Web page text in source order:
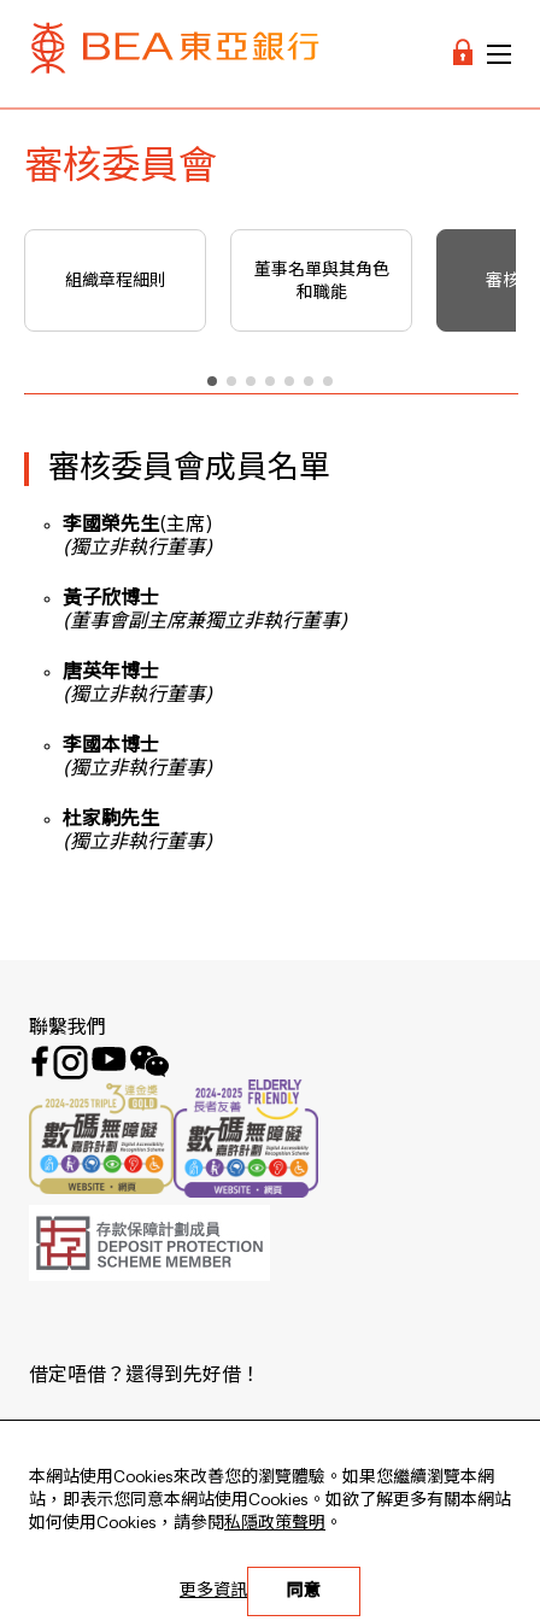
審核委員會
組織章程細則
董事名單與其角色
和職能
審核委
審核委員會成員名單
李國榮先生(主席)
(獨立非執行董事)
黃子欣博士
(董事會副主席兼獨立非執行董事)
唐英年博士
(獨立非執行董事)
李國本博士
(獨立非執行董事)
杜家駒先生
(獨立非執行董事)
本網站使用Cookies來改善您的瀏覽體驗。如果您繼續瀏覽本網
站，即表示您同意本網站使用Cookies。如欲了解更多有關本網站
如何使用Cookies，請參閱私隱政策聲明 。
同意
更多資訊
聯繫我們
借定唔借？還得到先好借！
Live every moment